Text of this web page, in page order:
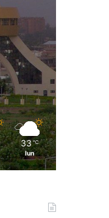
33 ℃
lun